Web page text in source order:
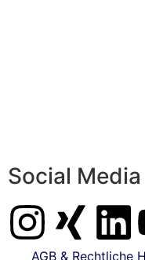
Social Media
AGB & Rechtliche